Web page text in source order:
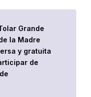
Grande
la Madre
y gratuita
de